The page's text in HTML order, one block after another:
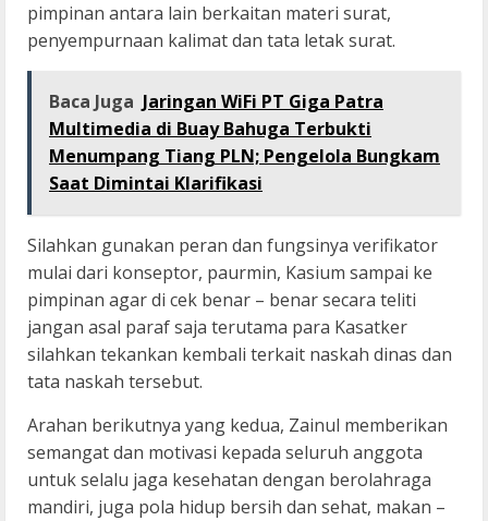
pimpinan antara lain berkaitan materi surat,
penyempurnaan kalimat dan tata letak surat.
Baca Juga Jaringan WiFi PT Giga Patra
Multimedia di Buay Bahuga Terbukti
Menumpang Tiang PLN; Pengelola Bungkam
Saat Dimintai Klarifikasi
Silahkan gunakan peran dan fungsinya verifikator
mulai dari konseptor, paurmin, Kasium sampai ke
pimpinan agar di cek benar – benar secara teliti
jangan asal paraf saja terutama para Kasatker
silahkan tekankan kembali terkait naskah dinas dan
tata naskah tersebut.
Arahan berikutnya yang kedua, Zainul memberikan
semangat dan motivasi kepada seluruh anggota
untuk selalu jaga kesehatan dengan berolahraga
mandiri, juga pola hidup bersih dan sehat, makan –